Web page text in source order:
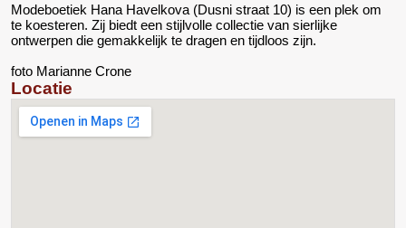
Modeboetiek Hana Havelkova (Dusni straat 10) is een plek om
te koesteren. Zij biedt een stijlvolle collectie van sierlijke
ontwerpen die gemakkelijk te dragen en tijdloos zijn.
foto Marianne Crone
Locatie